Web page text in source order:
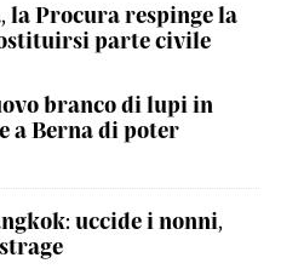
la Procura respinge la
parte civile
branco di lupi in
a Berna di poter
uccide i nonni,